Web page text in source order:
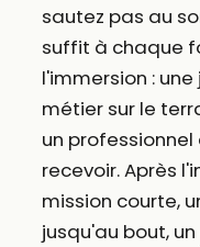
sautez pas au
suffit à chaque
l'immersion :
métier sur le
un
recevoir. Après
mission courte,
jusqu'au bout, un